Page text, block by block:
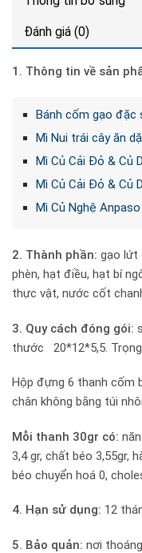
Đánh giá (0)
1. Thông tin về sản
Bánh cốm gạo đặc
Mì Nui trái cây ăn
Mì Củ Cải Đỏ & Củ
Mì Củ Cải Đỏ & Củ
Mì Củ Nghệ
2. Thành phần: gạo lứt
phèn, hạt điều, hạt bí
thực vật, nước cốt
3. Quy cách đóng gói:
thước 20*12*5,5.
Hộp đựng 6 thanh cốm
chân không bằng túi
Mỗi thanh 30gr có:
3,4 gr, chất béo 3,55gr,
béo chuyển hoá 0,
4. Hạn sử dụng: 12
5. Bảo quản: nơi